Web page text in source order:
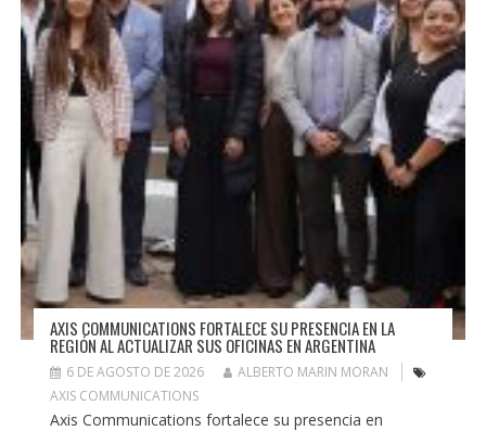
AXIS COMMUNICATIONS FORTALECE SU PRESENCIA EN LA
REGIÓN AL ACTUALIZAR SUS OFICINAS EN ARGENTINA
6 DE AGOSTO DE 2026
ALBERTO MARIN MORAN
AXIS COMMUNICATIONS
Axis Communications fortalece su presencia en